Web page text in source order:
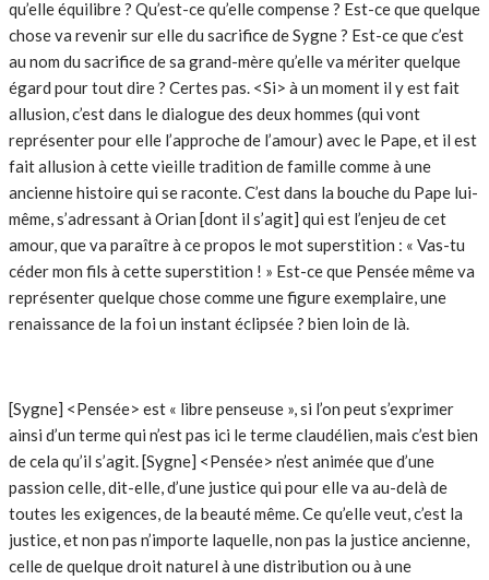
qu’elle équilibre ? Qu’est-ce qu’elle compense ? Est-ce que quelque
chose va revenir sur elle du sacrifice de Sygne ? Est-ce que c’est
au nom du sacrifice de sa grand-mère qu’elle va mériter quelque
égard pour tout dire ? Certes pas. <Si> à un moment il y est fait
allusion, c’est dans le dialogue des deux hommes (qui vont
représenter pour elle l’approche de l’amour) avec le Pape, et il est
fait allusion à cette vieille tradition de famille comme à une
ancienne histoire qui se raconte. C’est dans la bouche du Pape lui-
même, s’adressant à Orian [dont il s’agit] qui est l’enjeu de cet
amour, que va paraître à ce propos le mot superstition : « Vas-tu
céder mon fils à cette superstition ! » Est-ce que Pensée même va
représenter quelque chose comme une figure exemplaire, une
renaissance de la foi un instant éclipsée ? bien loin de là.
[Sygne] <Pensée> est « libre penseuse », si l’on peut s’exprimer
ainsi d’un terme qui n’est pas ici le terme claudélien, mais c’est bien
de cela qu’il s’agit. [Sygne] <Pensée> n’est animée que d’une
passion celle, dit-elle, d’une justice qui pour elle va au-delà de
toutes les exigences, de la beauté même. Ce qu’elle veut, c’est la
justice, et non pas n’importe laquelle, non pas la justice ancienne,
celle de quelque droit naturel à une distribution ou à une